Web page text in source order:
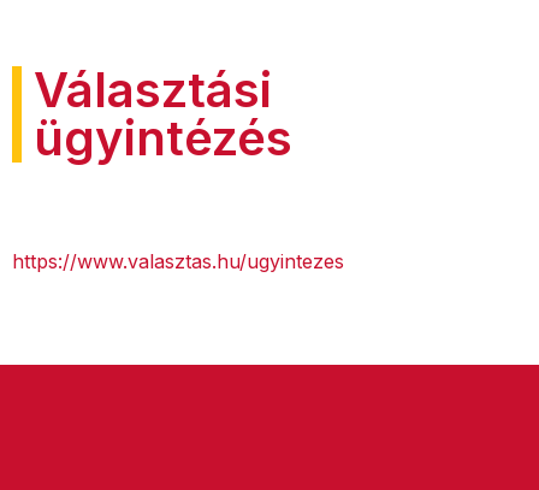
Választási
ügyintézés
https://www.valasztas.hu/ugyintezes